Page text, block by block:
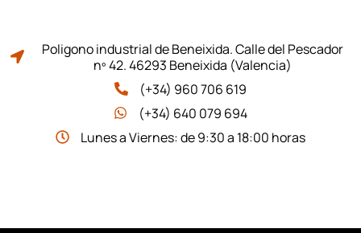
Poligono industrial de Beneixida. Calle del Pescador
nº 42. 46293 Beneixida (Valencia)
(+34) 960 706 619
(+34) 640 079 694
Lunes a Viernes: de 9:30 a 18:00 horas